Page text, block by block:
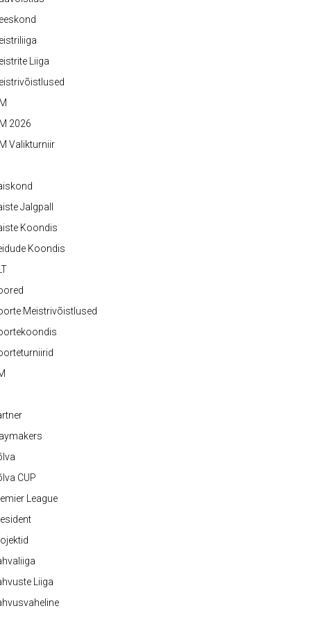
Liiga
2026
Valikturniir
Jalgpall
Koondis
Koondis
Meistrivõistlused
CUP
League
Liiga